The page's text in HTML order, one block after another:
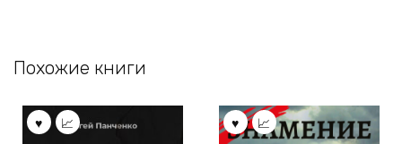
Похожие книги